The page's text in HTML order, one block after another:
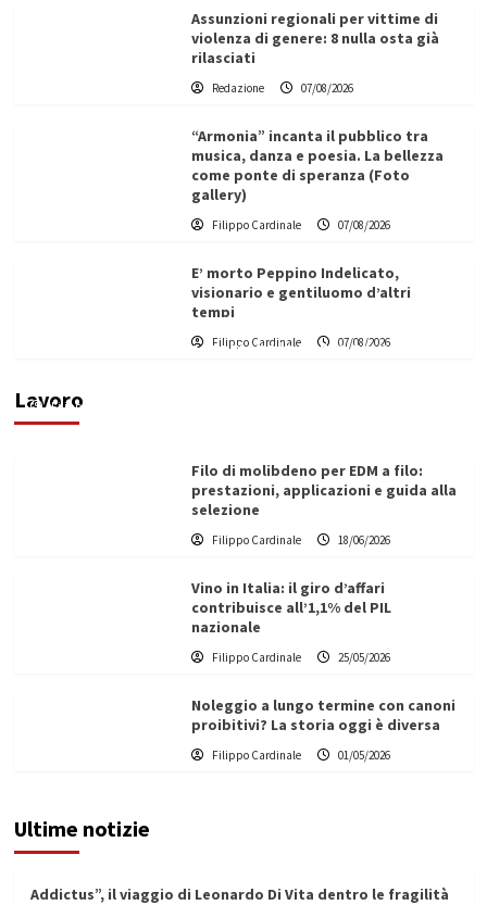
Assunzioni regionali per vittime di
violenza di genere: 8 nulla osta già
rilasciati
Redazione 07/08/2026
“Armonia” incanta il pubblico tra
musica, danza e poesia. La bellezza
come ponte di speranza (Foto
gallery)
Filippo Cardinale 07/08/2026
E’ morto Peppino Indelicato,
visionario e gentiluomo d’altri
tempi
Filippo Cardinale 07/08/2026
Lavoro
L’ingegnere saccense Buscarnera partner chiave
di un progetto transnazionale per la transizione
Filippo Cardinale
Filo di molibdeno per EDM a filo:
prestazioni, applicazioni e guida alla
selezione
Filippo Cardinale 18/06/2026
Vino in Italia: il giro d’affari
contribuisce all’1,1% del PIL
nazionale
Filippo Cardinale 25/05/2026
Noleggio a lungo termine con canoni
proibitivi? La storia oggi è diversa
Filippo Cardinale 01/05/2026
Ultime notizie
Addictus”, il viaggio di Leonardo Di Vita dentro le fragilità